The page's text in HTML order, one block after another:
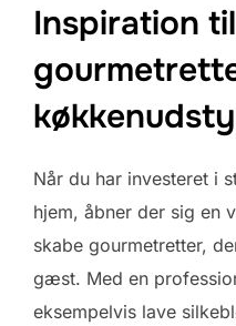
Inspiration til
Når du har investeret i
hjem, åbner der sig en
skabe gourmetretter,
gæst. Med en
eksempelvis lave